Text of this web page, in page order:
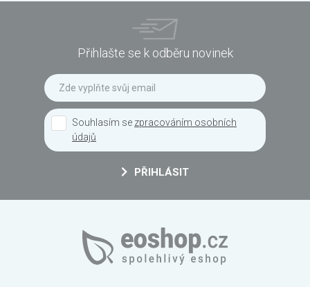
Přihlašte se k odběru novinek
Souhlasím se zpracováním osobních
údajů
PŘIHLÁSIT